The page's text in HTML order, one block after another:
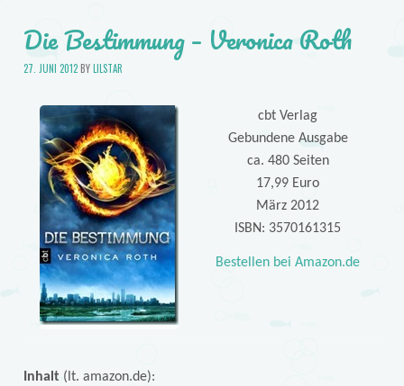
Die Bestimmung – Veronica Roth
27. JUNI 2012BYLILSTAR
cbt Verlag
Gebundene Ausgabe
ca. 480 Seiten
17,99 Euro
März 2012
ISBN: 3570161315
Bestellen bei Amazon.de
Inhalt (lt. amazon.de):